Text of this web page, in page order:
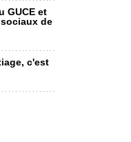
GUCE et
de
c'est